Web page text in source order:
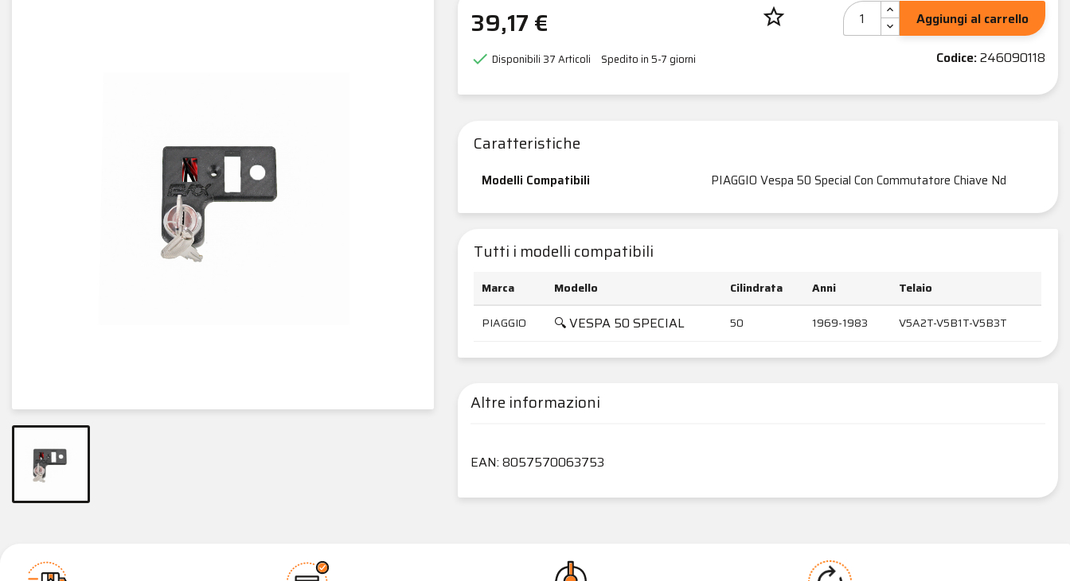
39,17 €
 Disponibili37 Articoli Spedito in 5-7 giorni
star_border
Aggiungi al carrello
Codice:246090118
Caratteristiche
Modelli Compatibili PIAGGIO Vespa 50 Special Con Commutatore Chiave Nd
Tutti i modelli compatibili
Marca Modello Cilindrata Anni
Telaio
PIAGGIO
🔍 VESPA 50 SPECIAL 50 1969-1983 V5A2T-V5B1T-V5B3T
Altre informazioni
EAN: 8057570063753